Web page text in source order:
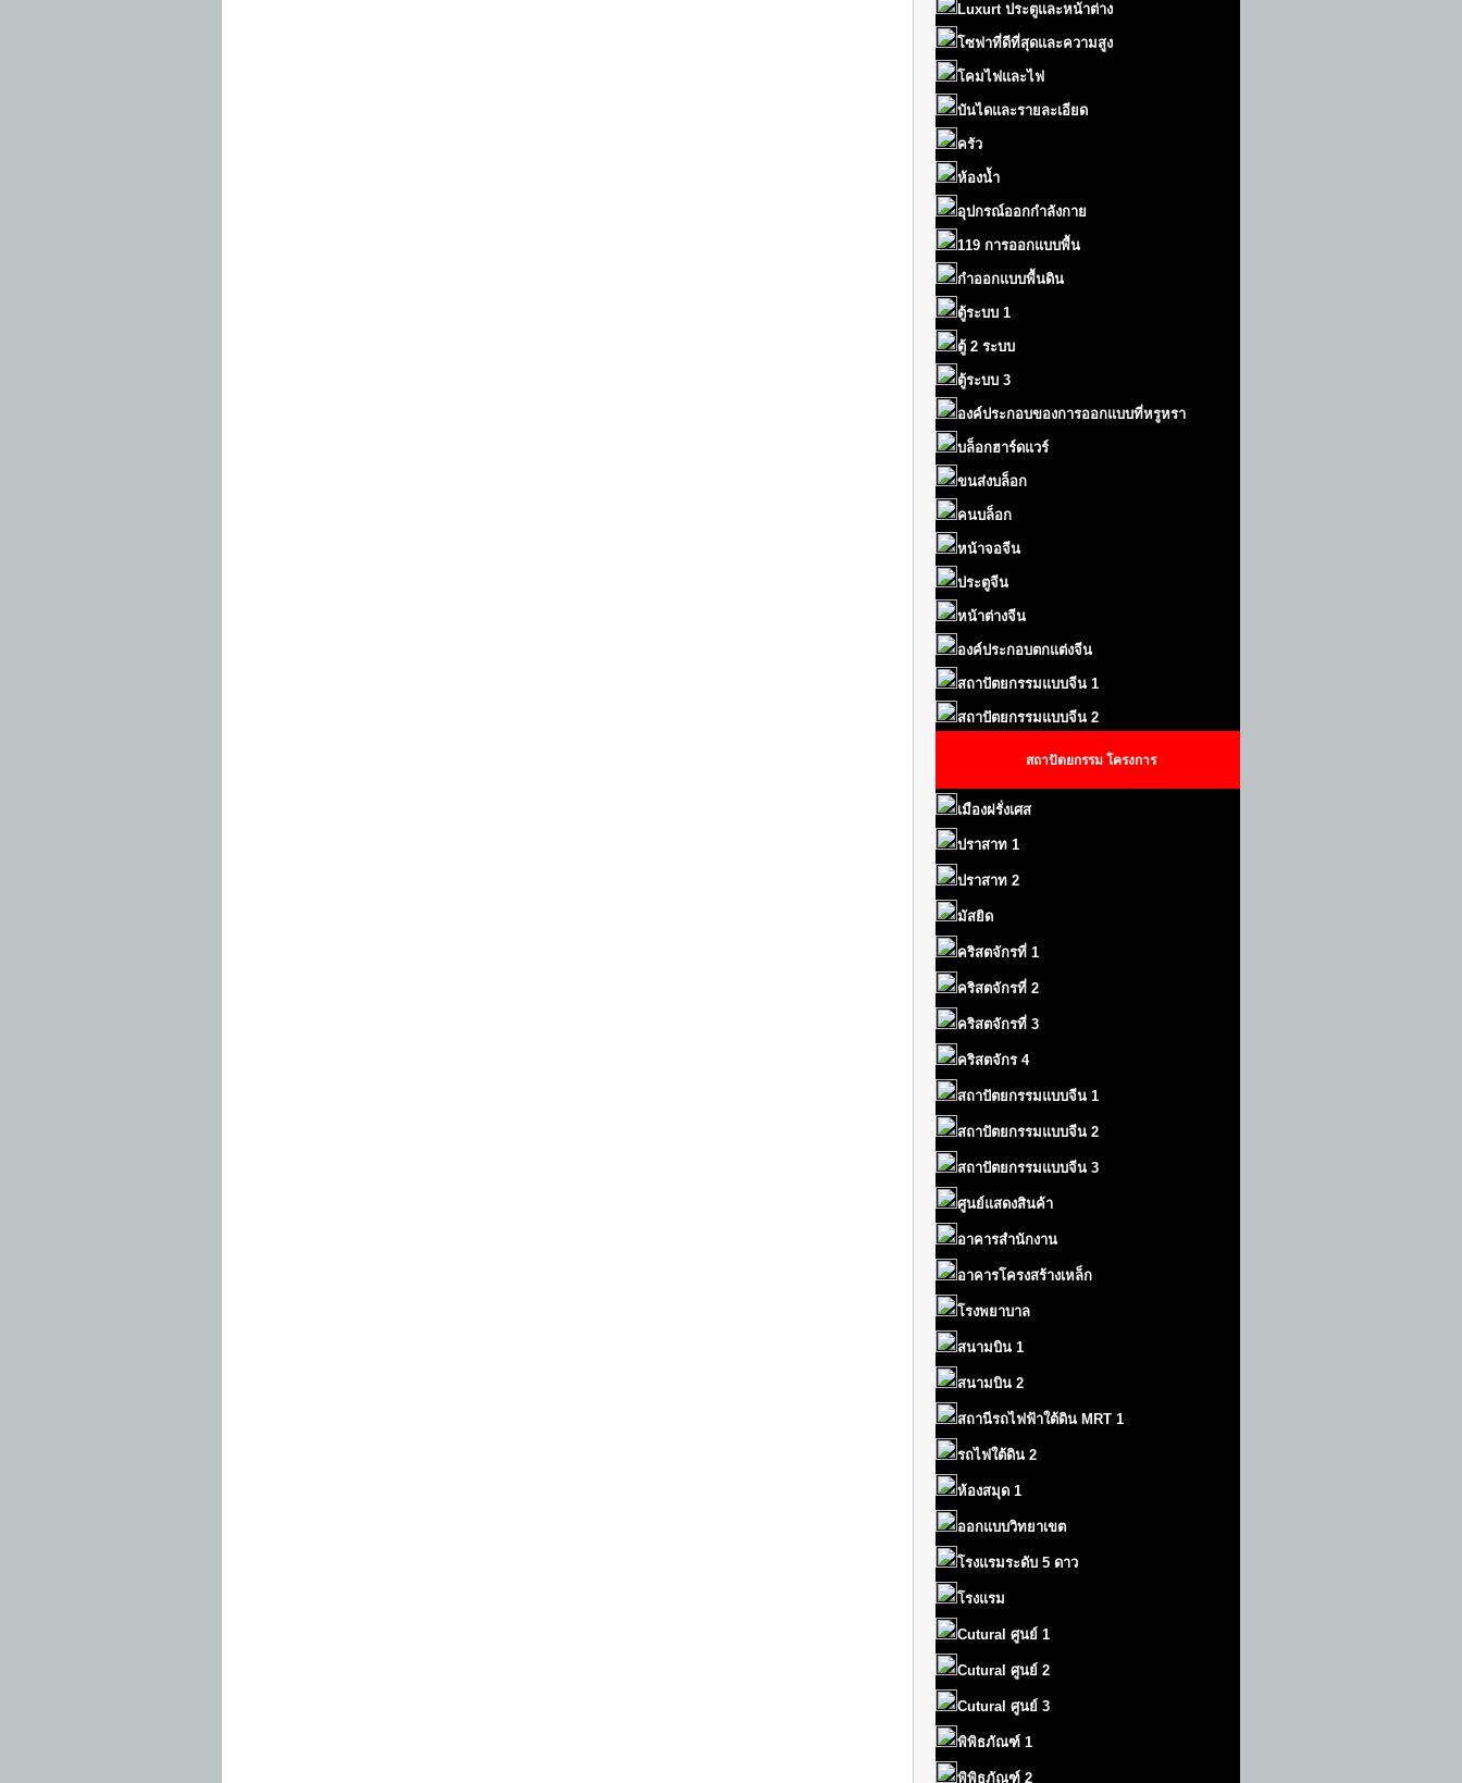
Luxurt ประตูและหน้าต่าง
โซฟาที่ดีที่สุดและความสูง
โคมไฟและไฟ
บันไดและรายละเอียด
ครัว
ห้องน้ำ
อุปกรณ์ออกกำลังกาย
119 การออกแบบพื้น
กำออกแบบพื้นดิน
ตู้ระบบ 1
ตู้ 2 ระบบ
ตู้ระบบ 3
องค์ประกอบของการออกแบบที่หรูหรา
บล็อกฮาร์ดแวร์
ขนส่งบล็อก
คนบล็อก
หน้าจอจีน
ประตูจีน
หน้าต่างจีน
องค์ประกอบตกแต่งจีน
สถาปัตยกรรมแบบจีน 1
สถาปัตยกรรมแบบจีน 2
สถาปัตยกรรม โครงการ
เมืองฝรั่งเศส
ปราสาท 1
ปราสาท 2
มัสยิด
คริสตจักรที่ 1
คริสตจักรที่ 2
คริสตจักรที่ 3
คริสตจักร 4
สถาปัตยกรรมแบบจีน 1
สถาปัตยกรรมแบบจีน 2
สถาปัตยกรรมแบบจีน 3
ศูนย์แสดงสินค้า
อาคารสำนักงาน
อาคารโครงสร้างเหล็ก
โรงพยาบาล
สนามบิน 1
สนามบิน 2
สถานีรถไฟฟ้าใต้ดิน MRT 1
รถไฟใต้ดิน 2
ห้องสมุด 1
ออกแบบวิทยาเขต
โรงแรมระดับ 5 ดาว
โรงแรม
Cutural ศูนย์ 1
Cutural ศูนย์ 2
Cutural ศูนย์ 3
พิพิธภัณฑ์ 1
พิพิธภัณฑ์ 2